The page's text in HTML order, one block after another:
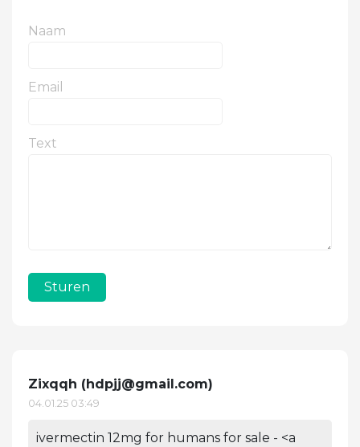
Naam
Email
Text
Sturen
Zixqqh (hdpjj@gmail.com)
04.01.25 03:49
ivermectin 12mg for humans for sale - <a